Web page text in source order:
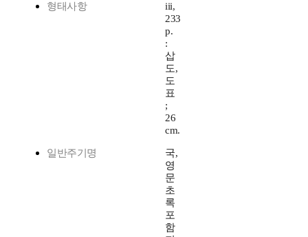
형태사항
iii,
233
p.
:
삽
도,
도
표
;
26
cm.
일반주기명
국,
영
문
초
록
포
함